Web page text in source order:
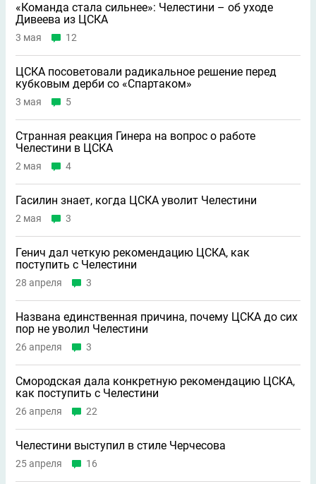
«Команда стала сильнее»: Челестини – об уходе
Дивеева из ЦСКА
3 мая 12
ЦСКА посоветовали радикальное решение перед
кубковым дерби со «Спартаком»
3 мая 5
Странная реакция Гинера на вопрос о работе
Челестини в ЦСКА
2 мая 4
Гасилин знает, когда ЦСКА уволит Челестини
2 мая 3
Генич дал четкую рекомендацию ЦСКА, как
поступить с Челестини
28 апреля 3
Названа единственная причина, почему ЦСКА до сих
пор не уволил Челестини
26 апреля 3
Смородская дала конкретную рекомендацию ЦСКА,
как поступить с Челестини
26 апреля 22
Челестини выступил в стиле Черчесова
25 апреля 16